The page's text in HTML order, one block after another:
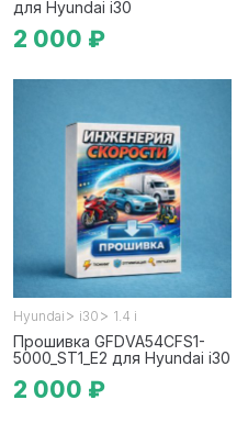
для Hyundai i30
2 000 ₽
Hyundai > i30 > 1.4 i
Прошивка GFDVA54CFS1-
5000_ST1_E2 для Hyundai i30
2 000 ₽